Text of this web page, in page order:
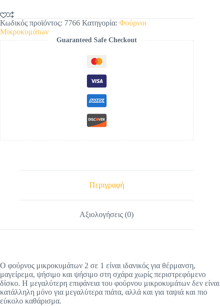
Κωδικός προϊόντος: 7766 Κατηγορία: Φούρνοι
Μικροκυμάτων
Guaranteed Safe Checkout
Περιγραφή
Αξιολογήσεις (0)
Ο φούρνος μικροκυμάτων 2 σε 1 είναι ιδανικός για θέρμανση,
μαγείρεμα, ψήσιμο και ψήσιμο στη σχάρα χωρίς περιστρεφόμενο
δίσκο. Η μεγαλύτερη επιφάνεια του φούρνου μικροκυμάτων δεν είναι
κατάλληλη μόνο για μεγαλύτερα πιάτα, αλλά και για ταψιά και πιο
εύκολο καθάρισμα.